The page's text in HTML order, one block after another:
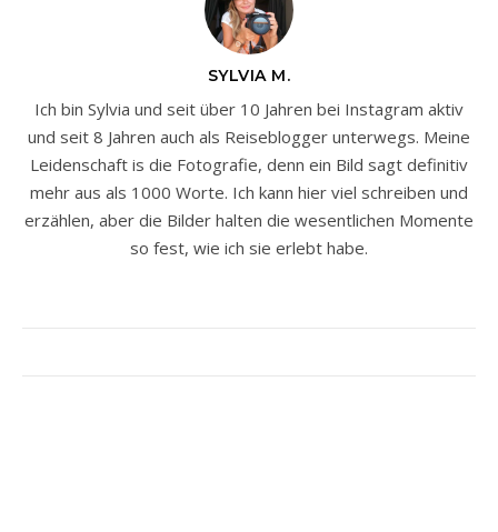
SYLVIA M.
Ich bin Sylvia und seit über 10 Jahren bei Instagram aktiv
und seit 8 Jahren auch als Reiseblogger unterwegs. Meine
Leidenschaft is die Fotografie, denn ein Bild sagt definitiv
mehr aus als 1000 Worte. Ich kann hier viel schreiben und
erzählen, aber die Bilder halten die wesentlichen Momente
so fest, wie ich sie erlebt habe.